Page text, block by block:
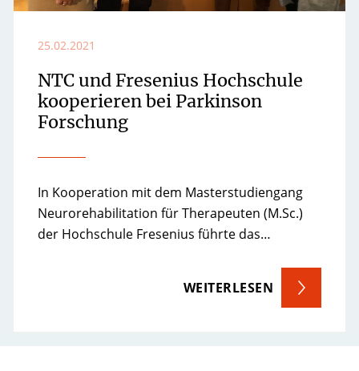
25.02.2021
NTC und Fresenius Hochschule
kooperieren bei Parkinson
Forschung
In Kooperation mit dem Masterstudiengang
Neurorehabilitation für Therapeuten (M.Sc.)
der Hochschule Fresenius führte das…
WEITERLESEN